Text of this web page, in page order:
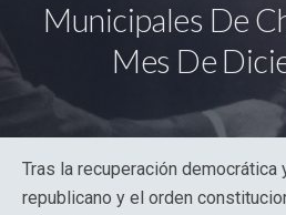
Municipales De
Mes De
Tras la recuperación
republicano y el orden